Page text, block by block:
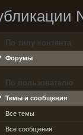
По типу контента
Форумы
По пользователю
Темы и сообщения
Все темы
Все сообщения